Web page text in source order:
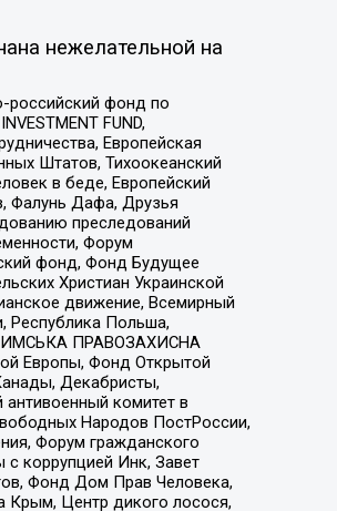
нежелательной на
российский фонд по
FUND,
Европейская
Штатов, Тихоокеанский
в беде, Европейский
Фалунь Дафа, Друзья
преследований
Форум
фонд, Фонд Будущее
Христиан Украинской
движение, Всемирный
Республика Польша,
ПРАВОЗАХИСНА
Европы, Фонд Открытой
Декабристы,
комитет в
Народов ПостРоссии,
Форум гражданского
коррупцией Инк, Завет
Фонд Дом Прав Человека,
Крым, Центр дикого лосося,